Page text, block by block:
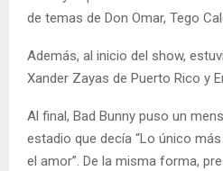
de temas de Don Omar, Tego
Además, al inicio del show,
Xander Zayas de Puerto Rico y
Al final, Bad Bunny puso un
estadio que decía “Lo único
el amor”. De la misma forma,